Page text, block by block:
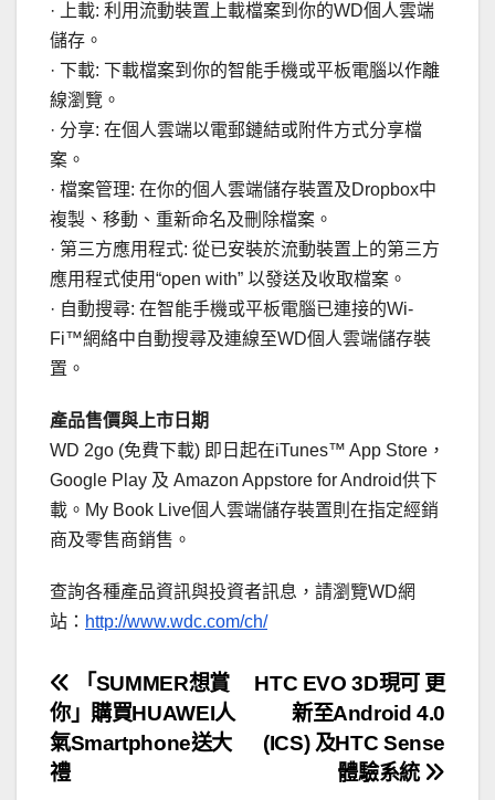
· 上載: 利用流動裝置上載檔案到你的WD個人雲端
儲存。
· 下載: 下載檔案到你的智能手機或平板電腦以作離
線瀏覽。
· 分享: 在個人雲端以電郵鏈結或附件方式分享檔
案。
· 檔案管理: 在你的個人雲端儲存裝置及Dropbox中
複製、移動、重新命名及刪除檔案。
· 第三方應用程式: 從已安裝於流動裝置上的第三方
應用程式使用“open with” 以發送及收取檔案。
· 自動搜尋: 在智能手機或平板電腦已連接的Wi-
Fi™網絡中自動搜尋及連線至WD個人雲端儲存裝
置。
產品售價與上市日期
WD 2go (免費下載) 即日起在iTunes™ App Store，
Google Play 及 Amazon Appstore for Android供下
載。My Book Live個人雲端儲存裝置則在指定經銷
商及零售商銷售。
查詢各種產品資訊與投資者訊息，請瀏覽WD網
站： http://www.wdc.com/ch/
文
章
導
HTC EVO 3D現可 更
新至Android 4.0
(ICS) 及HTC Sense
體驗系統
「SUMMER想賞
你」購買HUAWEI人
氣Smartphone送大
禮